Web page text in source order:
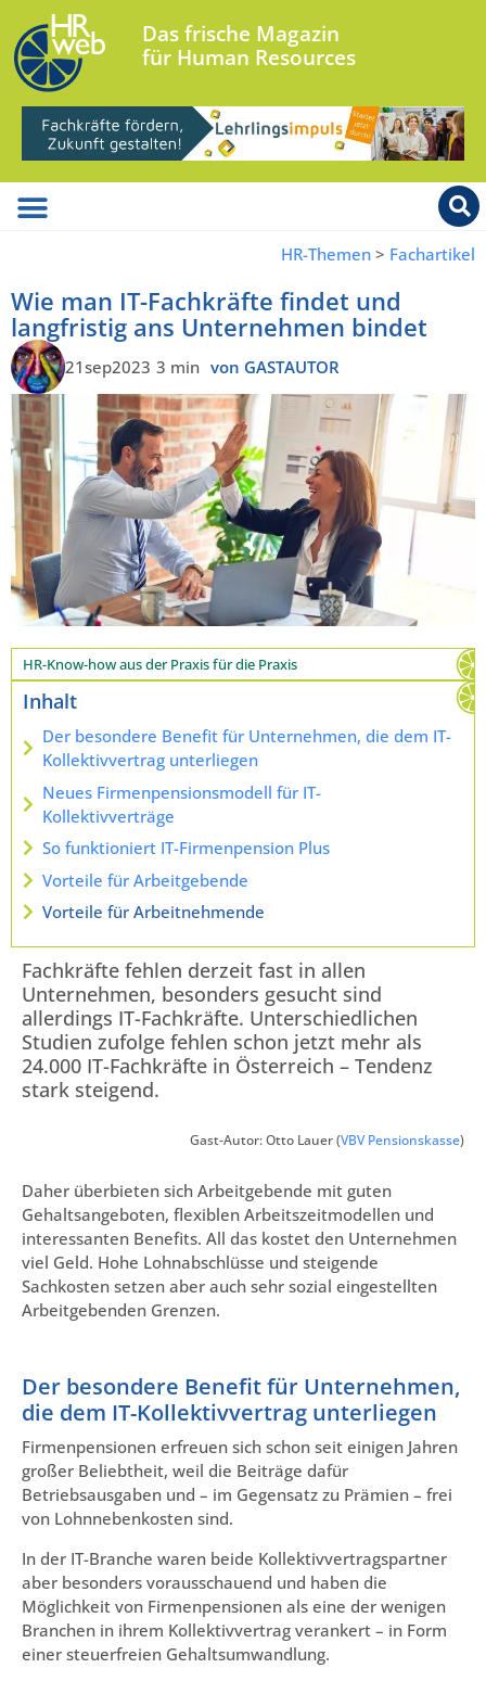
Das frische Magazin
für Human Resources
HR-Themen > Fachartikel
Wie man IT-Fachkräfte findet und
langfristig ans Unternehmen bindet
21sep2023 3 min von GASTAUTOR
HR-Know-how aus der Praxis für die Praxis
Inhalt
Der besondere Benefit für Unternehmen, die dem IT-
Kollektivvertrag unterliegen
Neues Firmenpensionsmodell für IT-
Kollektivverträge
So funktioniert IT-Firmenpension Plus
Vorteile für Arbeitgebende
Vorteile für Arbeitnehmende
Fachkräfte fehlen derzeit fast in allen
Unternehmen, besonders gesucht sind
allerdings IT-Fachkräfte. Unterschiedlichen
Studien zufolge fehlen schon jetzt mehr als
24.000 IT-Fachkräfte in Österreich – Tendenz
stark steigend.
Gast-Autor: Otto Lauer (VBV Pensionskasse)
Daher überbieten sich Arbeitgebende mit guten
Gehaltsangeboten, flexiblen Arbeitszeitmodellen und
interessanten Benefits. All das kostet den Unternehmen
viel Geld. Hohe Lohnabschlüsse und steigende
Sachkosten setzen aber auch sehr sozial eingestellten
Arbeitgebenden Grenzen.
Der besondere Benefit für Unternehmen,
die dem IT-Kollektivvertrag unterliegen
Firmenpensionen erfreuen sich schon seit einigen Jahren
großer Beliebtheit, weil die Beiträge dafür
Betriebsausgaben und – im Gegensatz zu Prämien – frei
von Lohnnebenkosten sind.
In der IT-Branche waren beide Kollektivvertragspartner
aber besonders vorausschauend und haben die
Möglichkeit von Firmenpensionen als eine der wenigen
Branchen in ihrem Kollektivvertrag verankert – in Form
einer steuerfreien Gehaltsumwandlung.